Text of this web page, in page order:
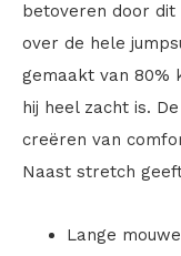
betoveren door dit
over de hele
gemaakt van 80%
hij heel zacht is.
creëren van
Naast stretch
Lange